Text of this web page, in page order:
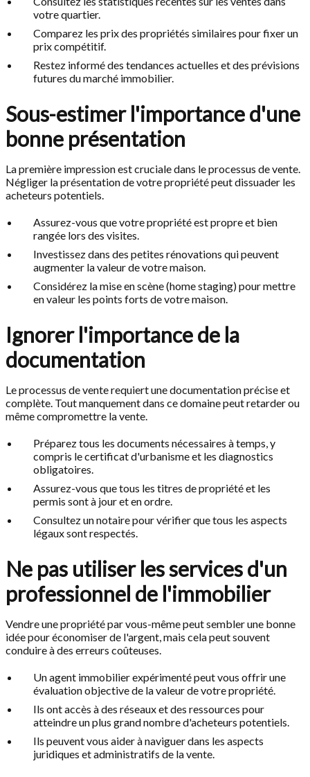
votre quartier.
Comparez les prix des propriétés similaires pour fixer un
prix compétitif.
Restez informé des tendances actuelles et des prévisions
futures du marché immobilier.
Sous-estimer l'importance d'une
bonne présentation
La première impression est cruciale dans le processus de vente.
Négliger la présentation de votre propriété peut dissuader les
acheteurs potentiels.
Assurez-vous que votre propriété est propre et bien
rangée lors des visites.
Investissez dans des petites rénovations qui peuvent
augmenter la valeur de votre maison.
Considérez la mise en scène (home staging) pour mettre
en valeur les points forts de votre maison.
Ignorer l'importance de la
documentation
Le processus de vente requiert une documentation précise et
complète. Tout manquement dans ce domaine peut retarder ou
même compromettre la vente.
Préparez tous les documents nécessaires à temps, y
compris le certificat d'urbanisme et les diagnostics
obligatoires.
Assurez-vous que tous les titres de propriété et les
permis sont à jour et en ordre.
Consultez un notaire pour vérifier que tous les aspects
légaux sont respectés.
Ne pas utiliser les services d'un
professionnel de l'immobilier
Vendre une propriété par vous-même peut sembler une bonne
idée pour économiser de l'argent, mais cela peut souvent
conduire à des erreurs coûteuses.
Un agent immobilier expérimenté peut vous offrir une
évaluation objective de la valeur de votre propriété.
Ils ont accès à des réseaux et des ressources pour
atteindre un plus grand nombre d'acheteurs potentiels.
Ils peuvent vous aider à naviguer dans les aspects
juridiques et administratifs de la vente.